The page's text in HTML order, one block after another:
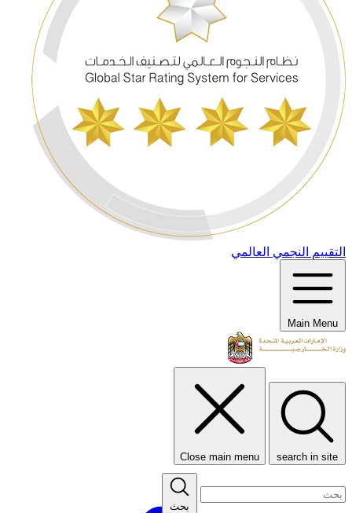
التقييم النجمي العالمي
Main Menu
search in site
Close main menu
بحث